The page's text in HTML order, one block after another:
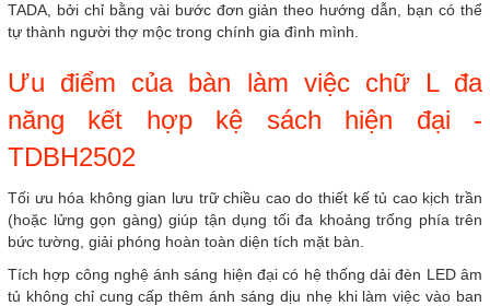
TADA, bởi chỉ bằng vài bước đơn giản theo hướng dẫn, bạn có thể
tự thành người thợ mộc trong chính gia đình mình.
Ưu điểm của bàn làm việc chữ L đa
năng kết hợp kệ sách hiện đại -
TDBH2502
Tối ưu hóa không gian lưu trữ chiều cao do thiết kế tủ cao kịch trần
(hoặc lửng gọn gàng) giúp tận dụng tối đa khoảng trống phía trên
bức tường, giải phóng hoàn toàn diện tích mặt bàn.
Tích hợp công nghệ ánh sáng hiện đại có hệ thống dải đèn LED âm
tủ không chỉ cung cấp thêm ánh sáng dịu nhẹ khi làm việc vào ban